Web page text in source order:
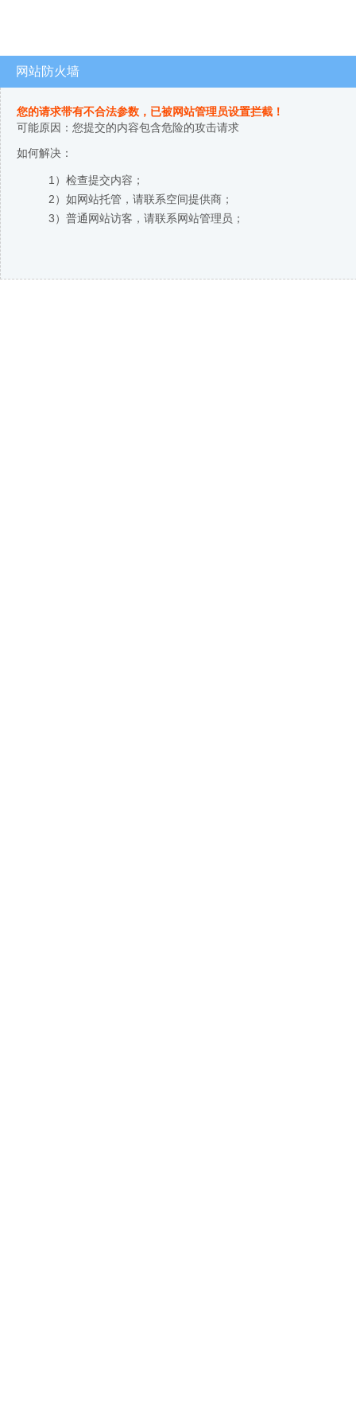
网站防火墙
您的请求带有不合法参数，已被网站管理员设置拦截！
可能原因：您提交的内容包含危险的攻击请求
如何解决：
1）检查提交内容；
2）如网站托管，请联系空间提供商；
3）普通网站访客，请联系网站管理员；